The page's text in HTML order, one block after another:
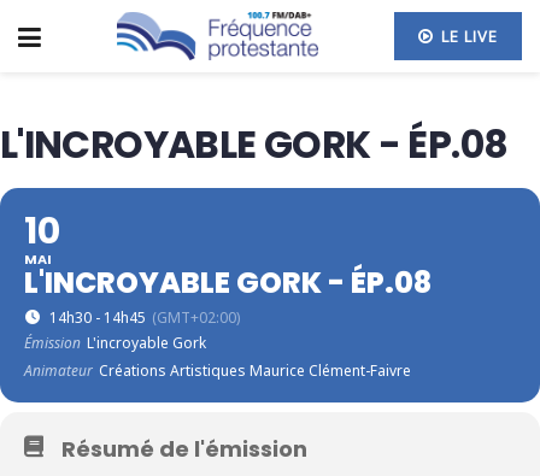
LE LIVE
L'INCROYABLE GORK - ÉP.08
10
MAI
L'INCROYABLE GORK - ÉP.08
14h30 - 14h45 (GMT+02:00)
Émission L'incroyable Gork
Animateur Créations Artistiques Maurice Clément-Faivre
Résumé de l'émission